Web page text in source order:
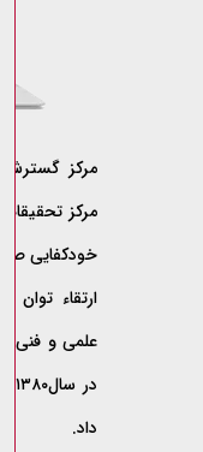
مرکز
خودکفایی
ارتقاء
علمی و فنی
داد.